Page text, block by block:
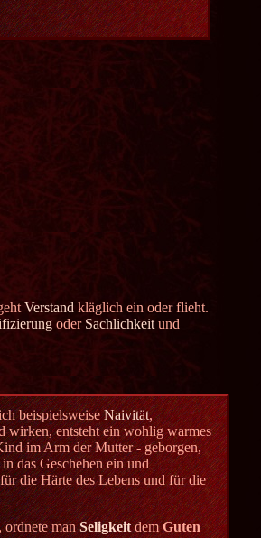
Verstand kläglich ein oder flieht.
oder Sachlichkeitund
beispielsweiseNaivität,
wirken, entsteht ein wohlig warmes
im Arm der Mutter - geborgen,
das Geschehen ein und
die Härte des Lebens und für die
ordnete manSeligkeitdemGuten